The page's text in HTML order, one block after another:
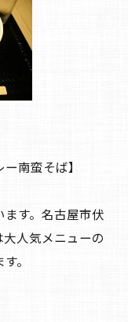
南蛮そば】
す。名古屋市伏
人気メニューの
。